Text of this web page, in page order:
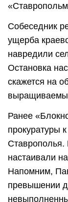
Собеседник
ущерба
навредили
Остановка
скажется на
Ранее
прокуратуры
Ставрополья.
настаивали
Напомним,
превышении